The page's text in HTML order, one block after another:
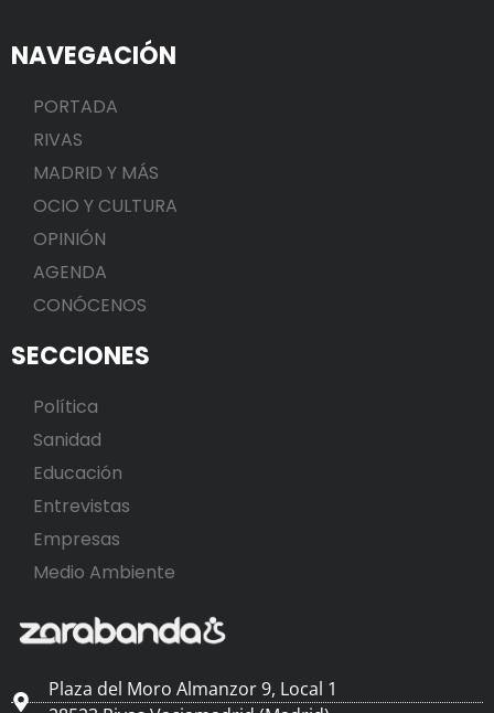
NAVEGACIÓN
PORTADA
RIVAS
MADRID Y MÁS
OCIO Y CULTURA
OPINIÓN
AGENDA
CONÓCENOS
SECCIONES
Política
Sanidad
Educación
Entrevistas
Empresas
Medio Ambiente
Plaza del Moro Almanzor 9, Local 1